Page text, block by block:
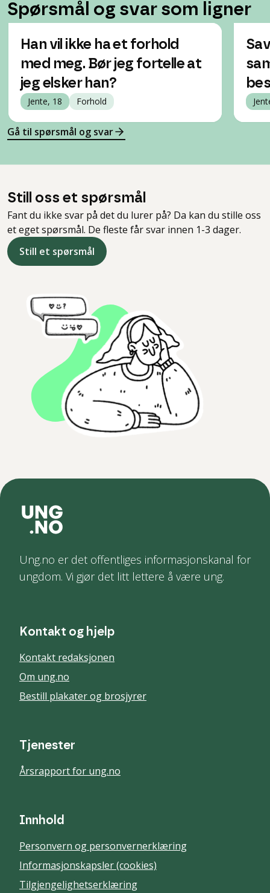
Spørsmål og svar som ligner
Han vil ikke ha et forhold
med meg. Bør jeg fortelle at
jeg elsker han?
Jente, 18 Forhold
Gå til spørsmål og svar
Still oss et spørsmål
Fant du ikke svar på det du lurer på? Da kan du stille oss
et eget spørsmål. De fleste får svar innen 1-3 dager.
Still et spørsmål
Ung.no er det offentliges informasjonskanal for
ungdom. Vi gjør det litt lettere å være ung.
Kontakt og hjelp
Kontakt redaksjonen
Om ung.no
Bestill plakater og brosjyrer
Tjenester
Årsrapport for ung.no
Innhold
Personvern og personvernerklæring
Informasjonskapsler (cookies)
Tilgjengelighetserklæring